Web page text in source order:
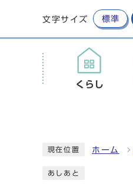
文字サイズ 標準
くらし
現在位置 ホーム
あしあと